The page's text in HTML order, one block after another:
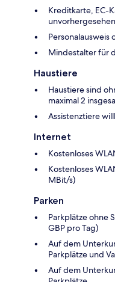
Kreditkarte, EC-
Personalausweis
Mindestalter für
Haustiere
Haustiere sind
maximal 2
Assistenztiere
Internet
Kostenloses
Kostenloses
MBit/s)
Parken
Parkplätze ohne
GBP pro Tag)
Auf dem
Parkplätze und
Auf dem